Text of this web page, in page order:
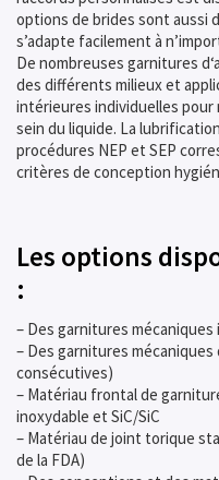
options de brides sont aussi
s’adapte facilement à
De nombreuses garnitures
des différents milieux et
intérieures individuelles
sein du liquide. La
procédures NEP et SEP
critères de conception
Les options
:
– Des garnitures
– Des garnitures
consécutives)
– Matériau frontal de
inoxydable et SiC/SiC
– Matériau de joint torique
de la FDA)